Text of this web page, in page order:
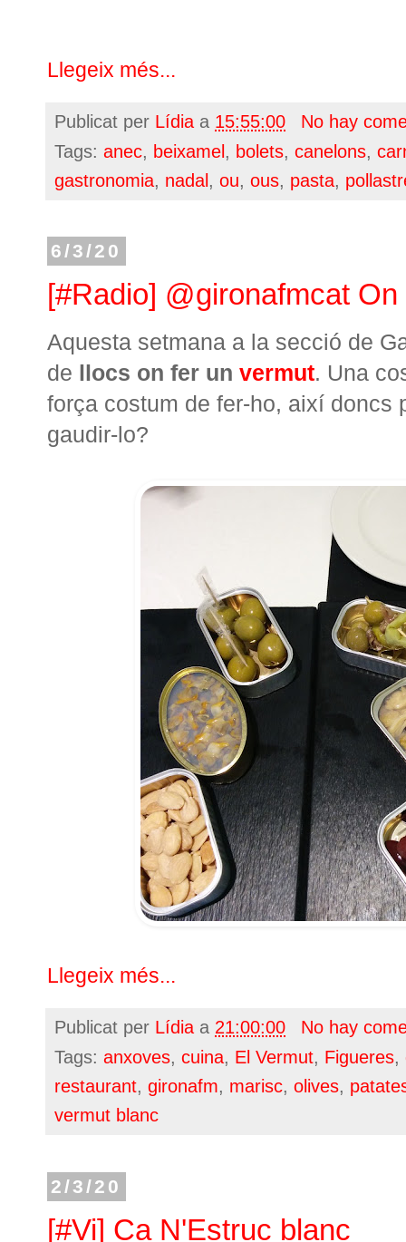
Llegeix més...
Publicat per Lídia a 15:55:00
No hay
Tags: anec, beixamel , bolets, canelons,
gastronomia, nadal , ou, ous, pasta,
6/3/20
[#Radio] @gironafmcat
Aquesta setmana a la secció de
de llocs on fer un vermut. Una
força costum de fer-ho, així doncs
gaudir-lo?
Llegeix més...
Publicat per Lídia a 21:00:00
No hay
Tags: anxoves, cuina, El Vermut, Figueres,
restaurant, gironafm, marisc, olives,
vermut blanc
2/3/20
[#Vi] Ca N'Estruc blanc